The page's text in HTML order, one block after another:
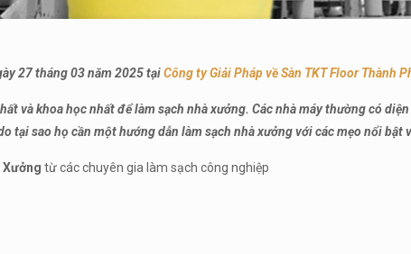
27 tháng 03 năm 2025 tạiCông ty Giải Pháp về Sàn TKT Floor Thành
và khoa học nhất để làm sạch nhà xưởng. Các nhà máy thường có
tại sao họ cần một hướng dẫn làm sạch nhà xưởng với các mẹo nổi bật
Xưởng từ các chuyên gia làm sạch công nghiệp